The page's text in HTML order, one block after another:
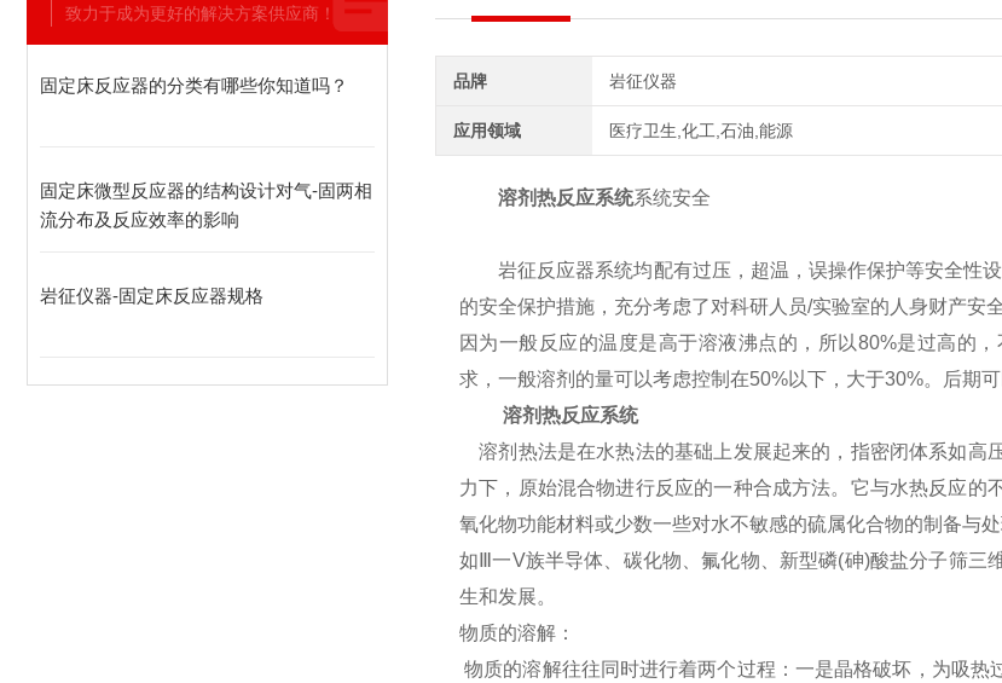
品牌 岩征仪器
应用领域 医疗卫生,化工,石油,能源
溶剂热反应系统系统安全
岩征反应器系统均配有过压，超温，误操作保护等安全性
的安全保护措施，充分考虑了对科研人员/实验室的人身财产安
因为一般反应的温度是高于溶液沸点的，所以80%是过高的
求，一般溶剂的量可以考虑控制在50%以下，大于30%。后期可
溶剂热反应系统
溶剂热法是在水热法的基础上发展起来的，指密闭体系如高
力下，原始混合物进行反应的一种合成方法。它与水热反应
氧化物功能材料或少数一些对水不敏感的硫属化合物的制备与
如Ⅲ一V族半导体、碳化物、氟化物、新型磷(砷)酸盐分子筛
生和发展。
物质的溶解：
物质的溶解往往同时进行着两个过程：一是晶格破坏，为吸
致力于成为更好的解决方案供应商！
固定床反应器的分类有哪些你知道吗？
固定床微型反应器的结构设计对气-固两相
流分布及反应效率的影响
岩征仪器-固定床反应器规格